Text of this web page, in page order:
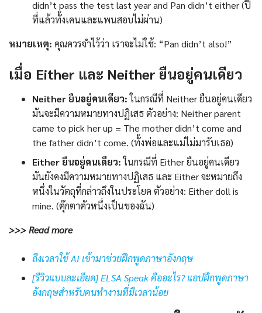
didn’t pass the test last year and Pan didn’t either (ปี
ที่แล้วทั้งเคนและแพนสอบไม่ผ่าน)
หมายเหตุ: คุณควรจำไว้ว่า เราจะไม่ใช้: “Pan didn’t also!”
เมื่อ Either และ Neither ยืนอยู่คนเดียว
Neither ยืนอยู่คนเดียว:ในกรณีที่ Neither ยืนอยู่คนเดียว
มันจะมีความหมายทางปฏิเสธ ตัวอย่าง: Neither parent
came to pick her up = The mother didn’t come and
the father didn’t come. (ทั้งพ่อและแม่ไม่มารับเธอ)
Either ยืนอยู่คนเดียว:ในกรณีที่ Either ยืนอยู่คนเดียว
มันยังคงมีความหมายทางปฏิเสธ และ Either จะหมายถึง
หนึ่งในวัตถุที่กล่าวถึงในประโยค ตัวอย่าง: Either doll is
mine. (ตุ๊กตาตัวหนึ่งเป็นของฉัน)
>>> Read more
ถึงเวลาใช้ AI เข้ามาช่วยฝึกพูดภาษาอังกฤษ
[รีวิวแบบละเอียด] ELSA Speak คืออะไร? แอปฝึกพูดภาษา
อังกฤษสำหรับคนทำงานที่มีเวลาน้อย